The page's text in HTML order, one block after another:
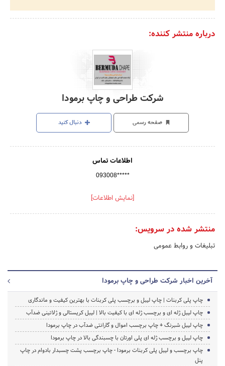
درباره منتشر کننده:
شرکت طراحی و چاپ برمودا
صفحه رسمی دنبال کنید
اطلاعات تماس
093008*****
[نمایش اطلاعات]
منتشر شده در سرویس:
تبلیغات و روابط عمومی
آخرین اخبار شرکت طراحی و چاپ برمودا
چاپ پلی کربنات | چاپ لیبل و برچسب پلی کربنات با بهترین کیفیت و ماندگاری
چاپ لیبل ژله ای و برچسب ژله ای با کیفیت بالا | لیبل کریستالی و ژلاتینی ضدآب
چاپ لیبل شبرنگ + چاپ برچسب اموال و گارانتی ضدآب در چاپ برمودا
چاپ لیبل و برچسب ژله ای پلی اورتان با چسبندگی بالا در چاپ برمودا
چاپ برچسب و لیبل پلی کربنات برمودا - چاپ برچسب پشت چسبدار بادوام در چاپ
پنل